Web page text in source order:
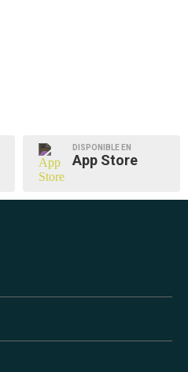
DISPONIBLE EN
App Store